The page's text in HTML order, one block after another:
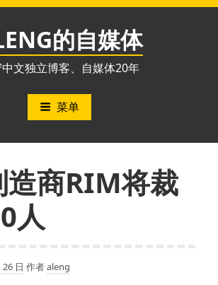
的自媒体
文独立博客、自媒体20年
菜单
造商RIM将裁
人
日 作者aleng